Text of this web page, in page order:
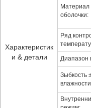
Характеристик
и & детали
оболочки:
Ряд
Диапазон
Зыбкость